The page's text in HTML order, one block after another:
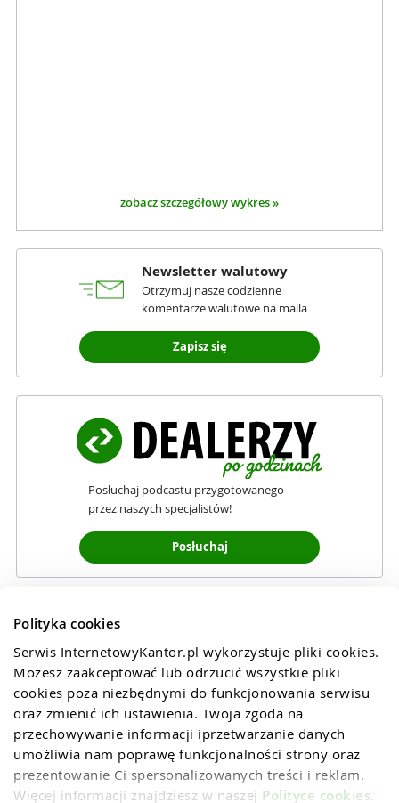
Polityka cookies
Serwis InternetowyKantor.pl wykorzystuje pliki cookies.
Możesz zaakceptować lub odrzucić wszystkie pliki
cookies poza niezbędnymi do funkcjonowania serwisu
oraz zmienić ich ustawienia. Twoja zgoda na
przechowywanie informacji iprzetwarzanie danych
umożliwia nam poprawę funkcjonalności strony oraz
prezentowanie Ci spersonalizowanych treści i reklam.
Więcej informacji znajdziesz w naszej Polityce cookies.
zobacz szczegółowy wykres »
Newsletter walutowy
Otrzymuj nasze codzienne
komentarze walutowe na maila
Zapisz się
Posłuchaj podcastu przygotowanego
przez naszych specjalistów!
Posłuchaj